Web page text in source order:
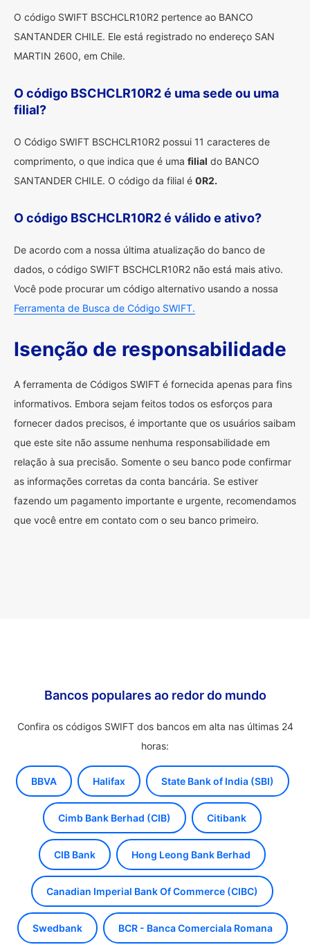
O código SWIFT BSCHCLR10R2 pertence ao BANCO
SANTANDER CHILE. Ele está registrado no endereço SAN
MARTIN 2600, em Chile.
O código BSCHCLR10R2 é uma sede ou uma
filial?
O Código SWIFT BSCHCLR10R2 possui 11 caracteres de
comprimento, o que indica que é uma filial do BANCO
SANTANDER CHILE. O código da filial é 0R2.
O código BSCHCLR10R2 é válido e ativo?
De acordo com a nossa última atualização do banco de
dados, o código SWIFT BSCHCLR10R2 não está mais ativo.
Você pode procurar um código alternativo usando a nossa
Ferramenta de Busca de Código SWIFT.
Isenção de responsabilidade
A ferramenta de Códigos SWIFT é fornecida apenas para fins
informativos. Embora sejam feitos todos os esforços para
fornecer dados precisos, é importante que os usuários saibam
que este site não assume nenhuma responsabilidade em
relação à sua precisão. Somente o seu banco pode confirmar
as informações corretas da conta bancária. Se estiver
fazendo um pagamento importante e urgente, recomendamos
que você entre em contato com o seu banco primeiro.
Bancos populares ao redor do mundo
Confira os códigos SWIFT dos bancos em alta nas últimas 24
horas:
BBVA Halifax State Bank of India (SBI)
Cimb Bank Berhad (CIB) Citibank
CIB Bank Hong Leong Bank Berhad
Canadian Imperial Bank Of Commerce (CIBC)
Swedbank BCR - Banca Comerciala Romana